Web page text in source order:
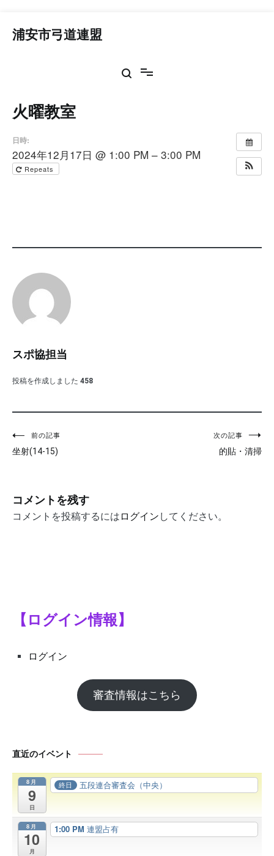
浦安市弓道連盟
火曜教室
日時:
2024年12月17日 @ 1:00 PM – 3:00 PM
Repeats
スポ協担当
投稿を作成しました 458
投
稿
ビ
ゲ
前の記事
坐射(14-15)
次の記事
的貼・清掃
コメントを残す
コメントを投稿するには ログイン してください。
【ログイン情報】
ログイン
審査情報はこちら
直近のイベント
8月
9
日
終日 五段連合審査会（中央）
8月
10
月
1:00 PM 連盟占有